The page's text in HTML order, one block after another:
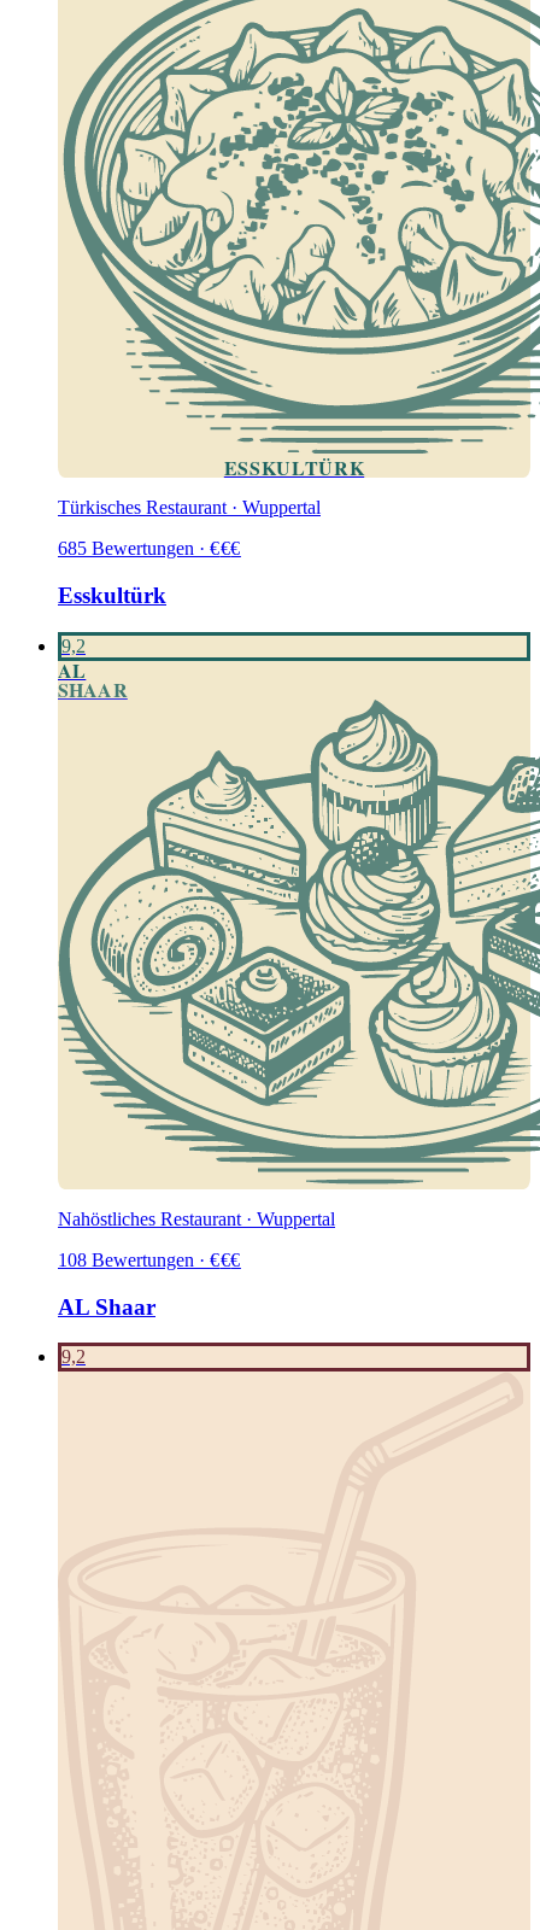
ESSKULTÜRK
Türkisches Restaurant · Wuppertal
685 Bewertungen · €€€
Esskultürk
9,2
AL
SHAAR
Nahöstliches Restaurant · Wuppertal
108 Bewertungen · €€€
AL Shaar
9,2